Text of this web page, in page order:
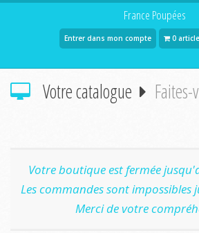
France Poupées
Entrer dans mon compte 0
Votre catalogue
Votre boutique est fermée
Les commandes sont impossibles
Merci de votre